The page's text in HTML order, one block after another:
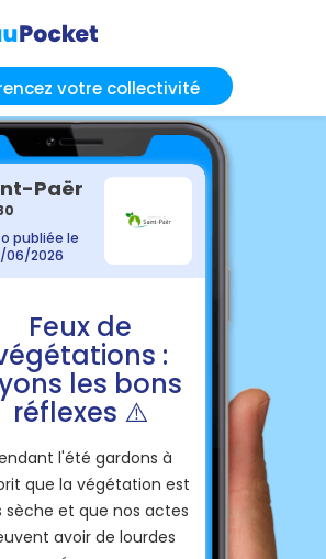
votre collectivité
Paër
publiée le
06/2026
Feux de
:
les bons
réflexes ⚠️
l'été gardons à
que la végétation est
sèche et que nos actes
avoir de lourdes